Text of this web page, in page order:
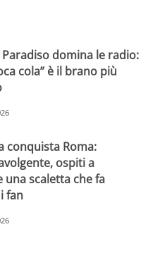
domina le radio:
cola” è il brano più
conquista Roma:
ospiti a
una scaletta che fa
fan